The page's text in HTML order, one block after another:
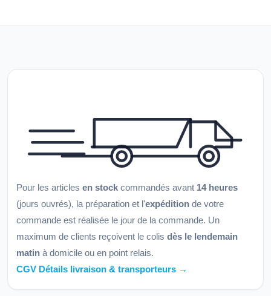
Pour les articles en stock commandés avant 14 heures
(jours ouvrés), la préparation et l'expédition de votre
commande est réalisée le jour de la commande. Un
maximum de clients reçoivent le colis dès le lendemain
matin à domicile ou en point relais.
CGV Détails livraison & transporteurs →